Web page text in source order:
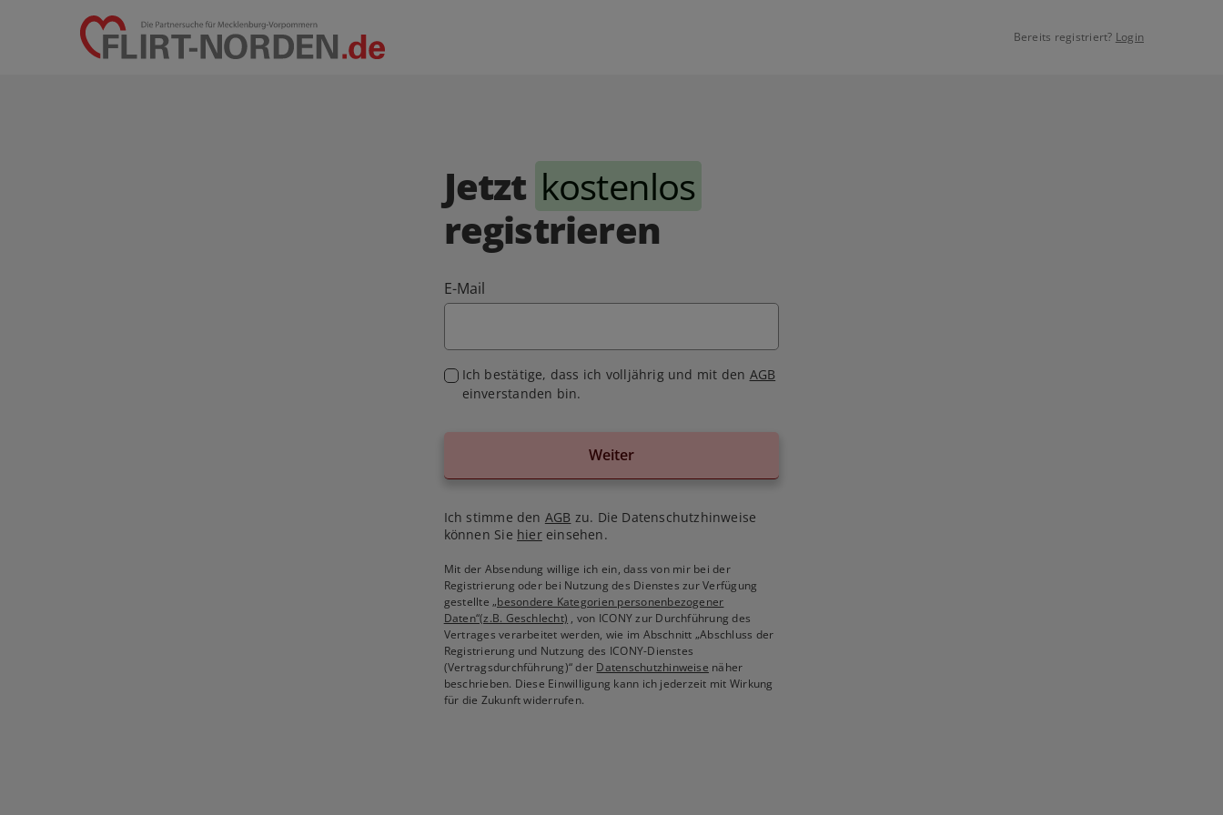
Bereits registriert? Login
Jetzt kostenlos
registrieren
E-Mail
Ich bestätige, dass ich volljährig und mit den AGB
einverstanden bin.
Weiter
Ich stimme den AGB zu. Die Datenschutzhinweise
können Sie hiereinsehen.
Mit der Absendung willige ich ein, dass von mir bei der
Registrierung oder bei Nutzung des Dienstes zur Verfügung
gestellte„besondere Kategorien personenbezogener
Daten“(z.B. Geschlecht) , von ICONY zur Durchführung des
Vertrages verarbeitet werden, wie im Abschnitt „Abschluss der
Registrierung und Nutzung des ICONY-Dienstes
(Vertragsdurchführung)“ der Datenschutzhinweise näher
beschrieben. Diese Einwilligung kann ich jederzeit mit Wirkung
für die Zukunft widerrufen.